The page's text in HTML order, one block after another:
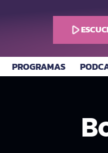
play_arrow
PROGRAMAS